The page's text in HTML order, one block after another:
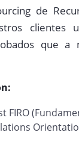
de
clientes
que a
FIRO